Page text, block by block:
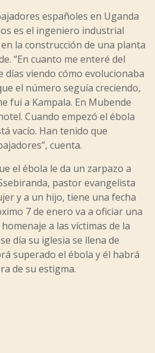
españoles en Uganda
es el ingeniero industrial
la construcción de una planta
“En cuanto me enteré del
días viendo cómo evolucionaba
el número seguía creciendo,
fui a Kampala. En Mubende
Cuando empezó el ébola
vacío. Han tenido que
cuenta.
el ébola le da un zarpazo a
pastor evangelista
y a un hijo, tiene una fecha
7 de enero va a oficiar una
a las víctimas de la
día su iglesia se llena de
superado el ébola y él habrá
de su estigma.